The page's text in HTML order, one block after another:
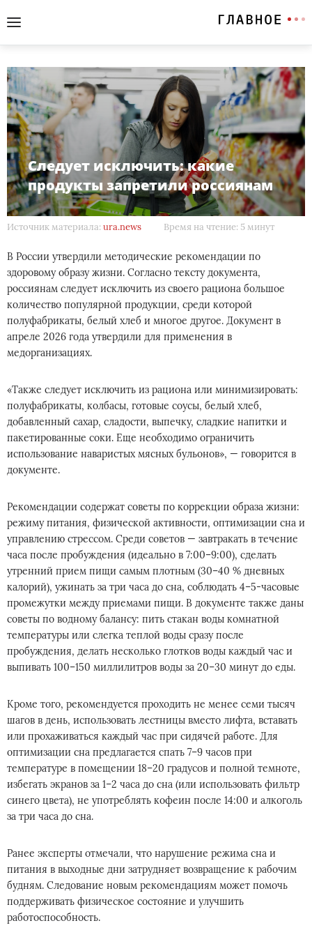
Следует исключить: какие
продукты запретили россиянам
Источник материала: ura.news Время на чтение: 5 минут
В России утвердили методические рекомендации по
здоровому образу жизни. Согласно тексту документа,
россиянам следует исключить из своего рациона большое
количество популярной продукции, среди которой
полуфабрикаты, белый хлеб и многое другое. Документ в
апреле 2026 года утвердили для применения в
медорганизациях.
«Также следует исключить из рациона или минимизировать:
полуфабрикаты, колбасы, готовые соусы, белый хлеб,
добавленный сахар, сладости, выпечку, сладкие напитки и
пакетированные соки. Еще необходимо ограничить
использование наваристых мясных бульонов», — говорится в
документе.
Рекомендации содержат советы по коррекции образа жизни:
режиму питания, физической активности, оптимизации сна и
управлению стрессом. Среди советов — завтракать в течение
часа после пробуждения (идеально в 7:00–9:00), сделать
утренний прием пищи самым плотным (30–40 % дневных
калорий), ужинать за три часа до сна, соблюдать 4–5-часовые
промежутки между приемами пищи. В документе также даны
советы по водному балансу: пить стакан воды комнатной
температуры или слегка теплой воды сразу после
пробуждения, делать несколько глотков воды каждый час и
выпивать 100–150 миллилитров воды за 20–30 минут до еды.
Кроме того, рекомендуется проходить не менее семи тысяч
шагов в день, использовать лестницы вместо лифта, вставать
или прохаживаться каждый час при сидячей работе. Для
оптимизации сна предлагается спать 7–9 часов при
температуре в помещении 18–20 градусов и полной темноте,
избегать экранов за 1–2 часа до сна (или использовать фильтр
синего цвета), не употреблять кофеин после 14:00 и алкоголь
за три часа до сна.
Ранее эксперты отмечали, что нарушение режима сна и
питания в выходные дни затрудняет возвращение к рабочим
будням. Следование новым рекомендациям может помочь
поддерживать физическое состояние и улучшить
работоспособность.